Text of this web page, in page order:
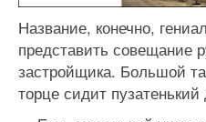
Название, конечно,
представить совещание
застройщика. Большой
торце сидит пузатенький